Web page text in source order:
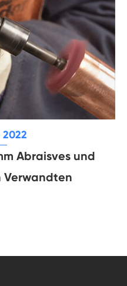
2022
Abraisves und
Verwandten